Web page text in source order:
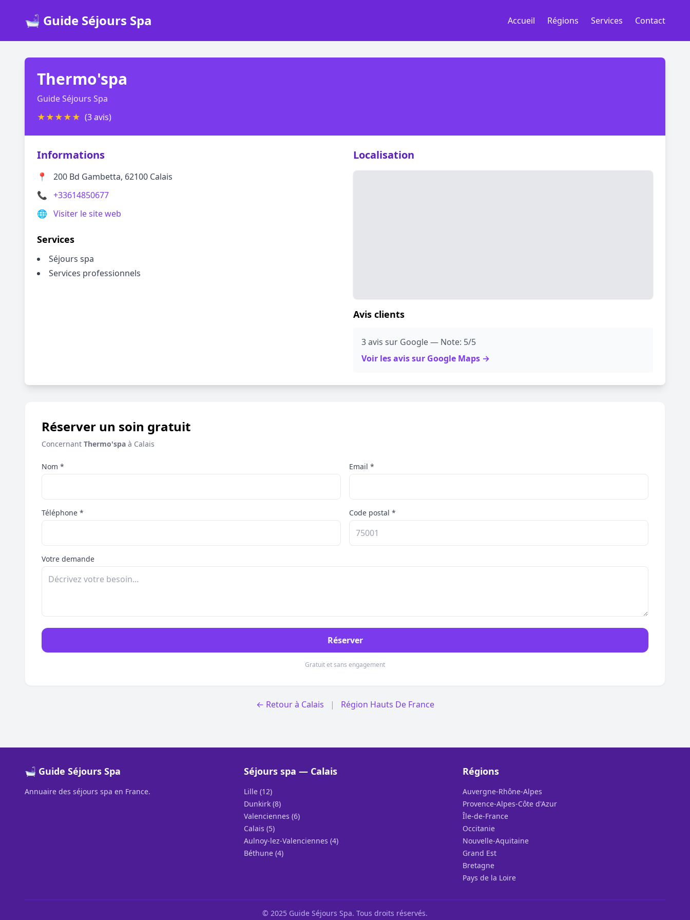
🛁 Guide Séjours Spa Accueil Régions Services Contact
Thermo'spa
Guide Séjours Spa
★★★★★ (3 avis)
Informations
📍
200 Bd Gambetta, 62100 Calais
📞 +33614850677
🌐 Visiter le site web
Services
Séjours spa
Services professionnels
Localisation
Avis clients
3 avis sur Google — Note: 5/5
Voir les avis sur Google Maps →
Réserver un soin gratuit
Concernant Thermo'spa à Calais
Nom * Email *
Téléphone * Code postal *
Votre demande
Réserver
Gratuit et sans engagement
← Retour à Calais | Région Hauts De France
🛁 Guide Séjours Spa
Annuaire des séjours spa en France.
Séjours spa — Calais
Lille (12)
Dunkirk (8)
Valenciennes (6)
Calais (5)
Aulnoy-lez-Valenciennes (4)
Béthune (4)
Régions
Auvergne-Rhône-Alpes
Provence-Alpes-Côte d'Azur
Île-de-France
Occitanie
Nouvelle-Aquitaine
Grand Est
Bretagne
Pays de la Loire
© 2025 Guide Séjours Spa. Tous droits réservés.